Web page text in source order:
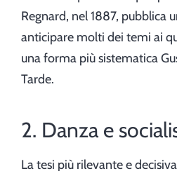
Regnard, nel 1887, pubblica
anticipare molti dei temi ai
una forma più sistematica
Tarde.
2. Danza e
La tesi più rilevante e